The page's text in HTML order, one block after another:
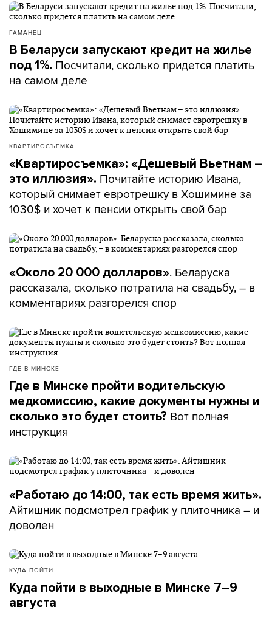
ГАМАНЕЦ
В Беларуси запускают кредит на жилье
под 1%. Посчитали, сколько придется платить
на самом деле
КВАРТИРОСЪЕМКА
«Квартиросъемка»: «Дешевый Вьетнам –
это иллюзия». Почитайте историю Ивана,
который снимает евротрешку в Хошимине за
1030$ и хочет к пенсии открыть свой бар
«Около 20 000 долларов». Беларуска
рассказала, сколько потратила на свадьбу, – в
комментариях разгорелся спор
ГДЕ В МИНСКЕ
Где в Минске пройти водительскую
медкомиссию, какие документы нужны и
сколько это будет стоить? Вот полная
инструкция
«Работаю до 14:00, так есть время жить».
Айтишник подсмотрел график у плиточника – и
доволен
КУДА ПОЙТИ
Куда пойти в выходные в Минске 7–9
августа